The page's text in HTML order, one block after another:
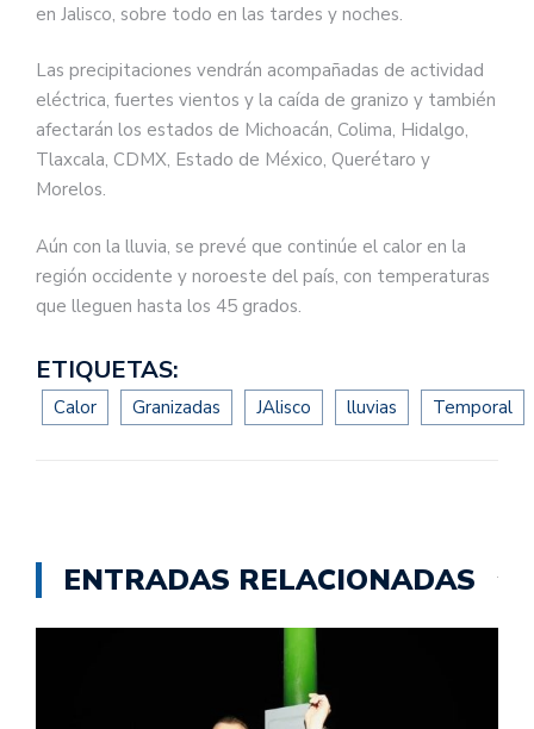
en Jalisco, sobre todo en las tardes y noches.
Las precipitaciones vendrán acompañadas de actividad
eléctrica, fuertes vientos y la caída de granizo y también
afectarán los estados de Michoacán, Colima, Hidalgo,
Tlaxcala, CDMX, Estado de México, Querétaro y
Morelos.
Aún con la lluvia, se prevé que continúe el calor en la
región occidente y noroeste del país, con temperaturas
que lleguen hasta los 45 grados.
ETIQUETAS:
Calor Granizadas JAlisco lluvias Temporal
ENTRADAS RELACIONADAS